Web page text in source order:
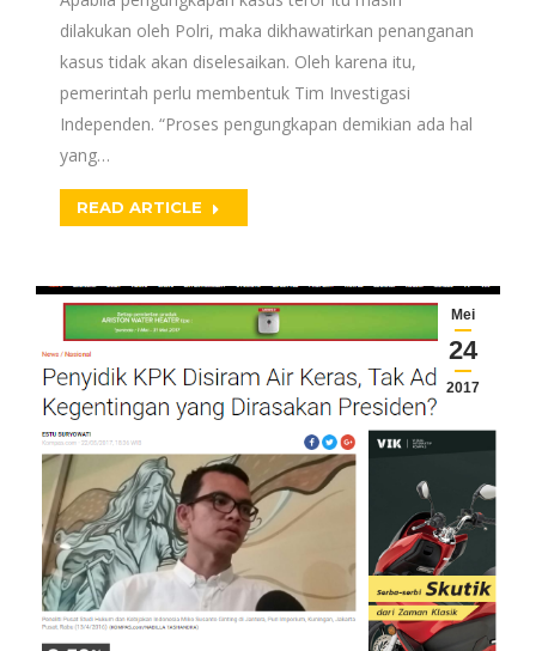
dilakukan oleh Polri, maka dikhawatirkan penanganan
kasus tidak akan diselesaikan. Oleh karena itu,
pemerintah perlu membentuk Tim Investigasi
Independen. “Proses pengungkapan demikian ada hal
yang…
READ ARTICLE
Mei
24
2017